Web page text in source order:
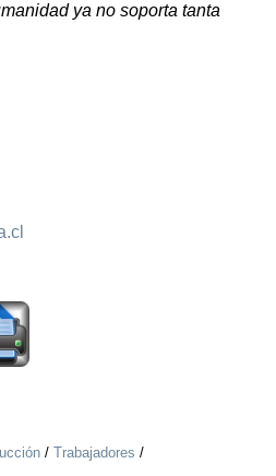
ya no soporta tanta
/ Trabajadores /